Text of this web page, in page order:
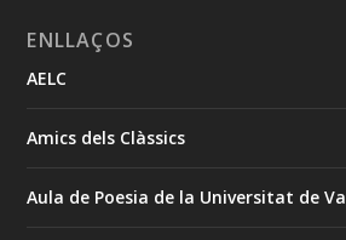
ENLLAÇOS
AELC
Amics dels Clàssics
Aula de Poesia de la Universitat de